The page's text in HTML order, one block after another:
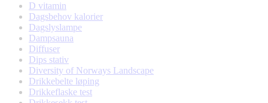
D vitamin
Dagsbehov kalorier
Dagslyslampe
Dampsauna
Diffuser
Dips stativ
Diversity of Norways Landscape
Drikkebelte løping
Drikkeflaske test